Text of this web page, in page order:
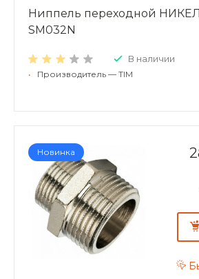
Ниппель переходной
SM032N
В наличии
• Производитель — TIM
Новинка